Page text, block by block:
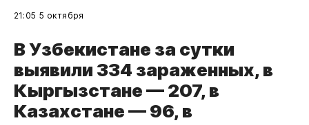
21:05 5 октября
В Узбекистане за сутки
выявили 334 зараженных, в
Кыргызстане — 207, в
Казахстане — 96, в